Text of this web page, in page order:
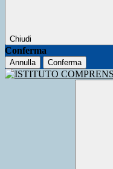
Chiudi
Conferma
Annulla Conferma